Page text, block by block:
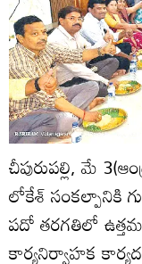
చీపురుపల్లి, మే
లోకేశ్‌ సంకల్పానికి
పదో తరగతిలో
కార్యనిర్వాహక